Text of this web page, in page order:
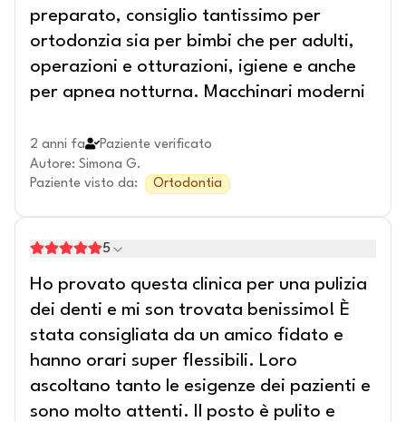
preparato, consiglio tantissimo per
ortodonzia sia per bimbi che per adulti,
operazioni e otturazioni, igiene e anche
per apnea notturna. Macchinari moderni
2 anni fa
Paziente verificato
Autore: Simona G.
Paziente visto da: Ortodontia
5
Ho provato questa clinica per una pulizia
dei denti e mi son trovata benissimo! È
stata consigliata da un amico fidato e
hanno orari super flessibili. Loro
ascoltano tanto le esigenze dei pazienti e
sono molto attenti. Il posto è pulito e